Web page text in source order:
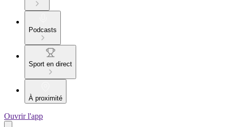
Podcasts
Sport en direct
À proximité
Ouvrir l'app